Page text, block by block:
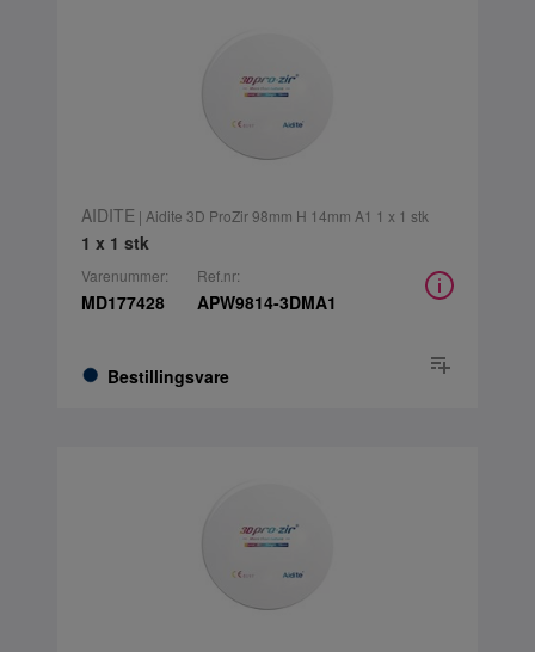
AIDITE | Aidite 3D ProZir 98mm H 14mm A1 1 x 1 stk
1 x 1 stk
Varenummer:
MD177428
Bestillingsvare
Ref.nr:
APW9814-3DMA1